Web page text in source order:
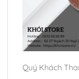
Quý Khách